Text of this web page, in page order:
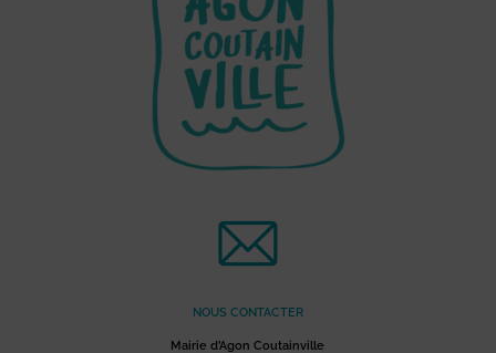
NOUS CONTACTER
Mairie d’Agon Coutainville